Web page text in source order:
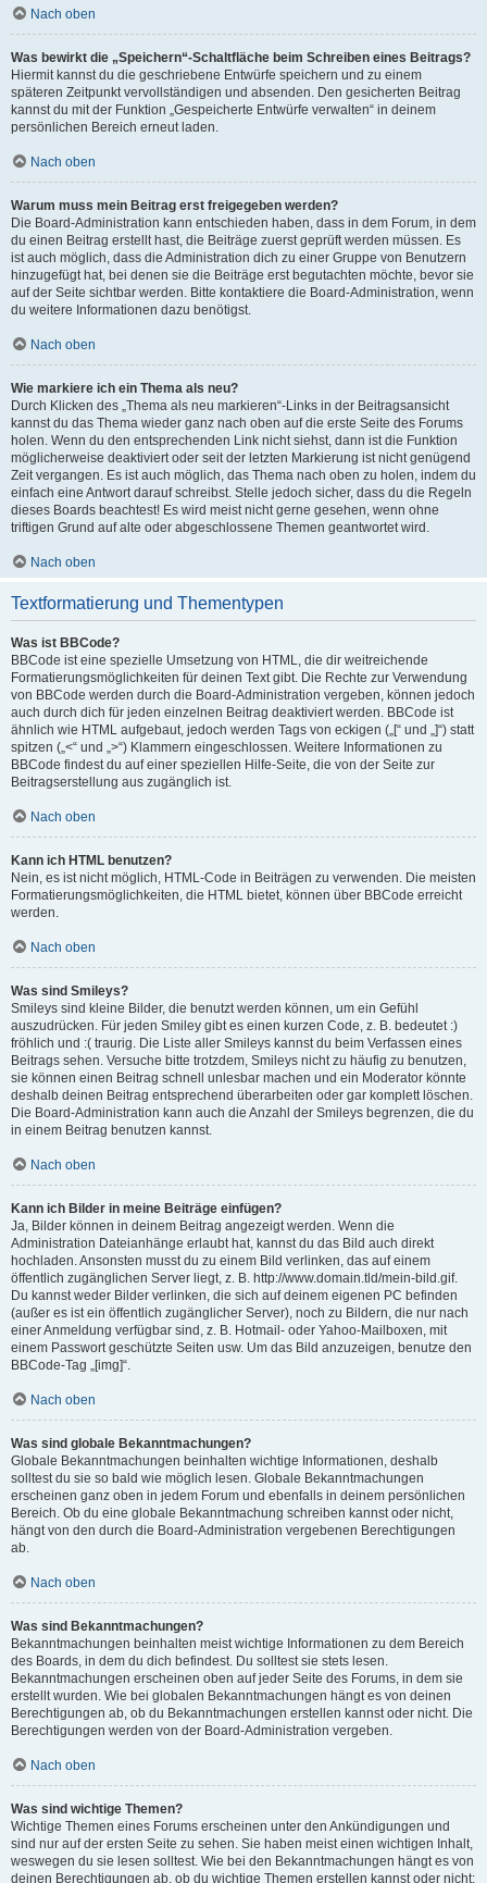
Nach oben
Was bewirkt die „Speichern“-Schaltfläche beim Schreiben eines Beitrags?
Hiermit kannst du die geschriebene Entwürfe speichern und zu einem
späteren Zeitpunkt vervollständigen und absenden. Den gesicherten Beitrag
kannst du mit der Funktion „Gespeicherte Entwürfe verwalten“ in deinem
persönlichen Bereich erneut laden.
Nach oben
Warum muss mein Beitrag erst freigegeben werden?
Die Board-Administration kann entschieden haben, dass in dem Forum, in dem
du einen Beitrag erstellt hast, die Beiträge zuerst geprüft werden müssen. Es
ist auch möglich, dass die Administration dich zu einer Gruppe von Benutzern
hinzugefügt hat, bei denen sie die Beiträge erst begutachten möchte, bevor sie
auf der Seite sichtbar werden. Bitte kontaktiere die Board-Administration, wenn
du weitere Informationen dazu benötigst.
Nach oben
Wie markiere ich ein Thema als neu?
Durch Klicken des „Thema als neu markieren“-Links in der Beitragsansicht
kannst du das Thema wieder ganz nach oben auf die erste Seite des Forums
holen. Wenn du den entsprechenden Link nicht siehst, dann ist die Funktion
möglicherweise deaktiviert oder seit der letzten Markierung ist nicht genügend
Zeit vergangen. Es ist auch möglich, das Thema nach oben zu holen, indem du
einfach eine Antwort darauf schreibst. Stelle jedoch sicher, dass du die Regeln
dieses Boards beachtest! Es wird meist nicht gerne gesehen, wenn ohne
triftigen Grund auf alte oder abgeschlossene Themen geantwortet wird.
Nach oben
Textformatierung und Thementypen
Was ist BBCode?
BBCode ist eine spezielle Umsetzung von HTML, die dir weitreichende
Formatierungsmöglichkeiten für deinen Text gibt. Die Rechte zur Verwendung
von BBCode werden durch die Board-Administration vergeben, können jedoch
auch durch dich für jeden einzelnen Beitrag deaktiviert werden. BBCode ist
ähnlich wie HTML aufgebaut, jedoch werden Tags von eckigen („[“ und „]“) statt
spitzen („<“ und „>“) Klammern eingeschlossen. Weitere Informationen zu
BBCode findest du auf einer speziellen Hilfe-Seite, die von der Seite zur
Beitragserstellung aus zugänglich ist.
Nach oben
Kann ich HTML benutzen?
Nein, es ist nicht möglich, HTML-Code in Beiträgen zu verwenden. Die meisten
Formatierungsmöglichkeiten, die HTML bietet, können über BBCode erreicht
werden.
Nach oben
Was sind Smileys?
Smileys sind kleine Bilder, die benutzt werden können, um ein Gefühl
auszudrücken. Für jeden Smiley gibt es einen kurzen Code, z. B. bedeutet :)
fröhlich und :( traurig. Die Liste aller Smileys kannst du beim Verfassen eines
Beitrags sehen. Versuche bitte trotzdem, Smileys nicht zu häufig zu benutzen,
sie können einen Beitrag schnell unlesbar machen und ein Moderator könnte
deshalb deinen Beitrag entsprechend überarbeiten oder gar komplett löschen.
Die Board-Administration kann auch die Anzahl der Smileys begrenzen, die du
in einem Beitrag benutzen kannst.
Nach oben
Kann ich Bilder in meine Beiträge einfügen?
Ja, Bilder können in deinem Beitrag angezeigt werden. Wenn die
Administration Dateianhänge erlaubt hat, kannst du das Bild auch direkt
hochladen. Ansonsten musst du zu einem Bild verlinken, das auf einem
öffentlich zugänglichen Server liegt, z. B. http://www.domain.tld/mein-bild.gif.
Du kannst weder Bilder verlinken, die sich auf deinem eigenen PC befinden
(außer es ist ein öffentlich zugänglicher Server), noch zu Bildern, die nur nach
einer Anmeldung verfügbar sind, z. B. Hotmail- oder Yahoo-Mailboxen, mit
einem Passwort geschützte Seiten usw. Um das Bild anzuzeigen, benutze den
BBCode-Tag „[img]“.
Nach oben
Was sind globale Bekanntmachungen?
Globale Bekanntmachungen beinhalten wichtige Informationen, deshalb
solltest du sie so bald wie möglich lesen. Globale Bekanntmachungen
erscheinen ganz oben in jedem Forum und ebenfalls in deinem persönlichen
Bereich. Ob du eine globale Bekanntmachung schreiben kannst oder nicht,
hängt von den durch die Board-Administration vergebenen Berechtigungen
ab.
Nach oben
Was sind Bekanntmachungen?
Bekanntmachungen beinhalten meist wichtige Informationen zu dem Bereich
des Boards, in dem du dich befindest. Du solltest sie stets lesen.
Bekanntmachungen erscheinen oben auf jeder Seite des Forums, in dem sie
erstellt wurden. Wie bei globalen Bekanntmachungen hängt es von deinen
Berechtigungen ab, ob du Bekanntmachungen erstellen kannst oder nicht. Die
Berechtigungen werden von der Board-Administration vergeben.
Nach oben
Was sind wichtige Themen?
Wichtige Themen eines Forums erscheinen unter den Ankündigungen und
sind nur auf der ersten Seite zu sehen. Sie haben meist einen wichtigen Inhalt,
weswegen du sie lesen solltest. Wie bei den Bekanntmachungen hängt es von
deinen Berechtigungen ab, ob du wichtige Themen erstellen kannst oder nicht;